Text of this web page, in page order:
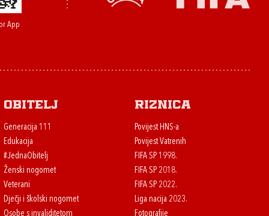
App
Obitelj
Generacija 111
Edukacija
#JednaObitelj
Ženski nogomet
Veterani
Dječji i školski nogomet
Osobe s invaliditetom
Riznica
Povijest HNS-a
Povijest Vatrenih
FIFA SP 1998.
FIFA SP 2018.
FIFA SP 2022.
Liga nacija 2023.
Fotografije